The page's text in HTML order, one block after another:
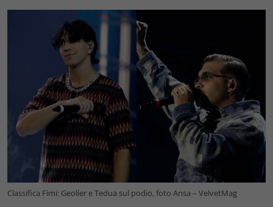
Classifica Fimi: Geolier e Tedua sul podio, foto Ansa – VelvetMag